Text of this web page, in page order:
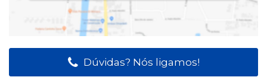
Dúvidas? Nós ligamos!